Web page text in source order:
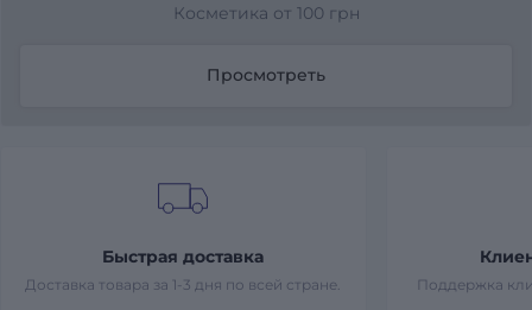
Косметика от 100 грн
Просмотреть
Быстрая доставка
Доставка товара за 1-3 дня по всей стране. Поддержка